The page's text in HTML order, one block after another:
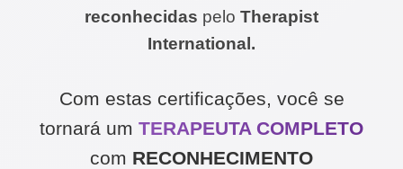
reconhecidas pelo Therapist
International.
Com estas certificações, você se
tornará um TERAPEUTA COMPLETO
com RECONHECIMENTO